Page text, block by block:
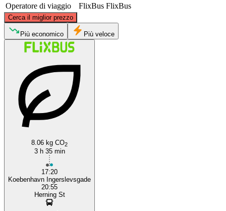
Operatore di viaggio
FlixBus FlixBus
Cerca il miglior prezzo
©CARTO
Più economico Più veloce
8.06 kg CO2
3 h 35 min
17:20
Koebenhavn Ingerslevsgade
20:55
Herning St